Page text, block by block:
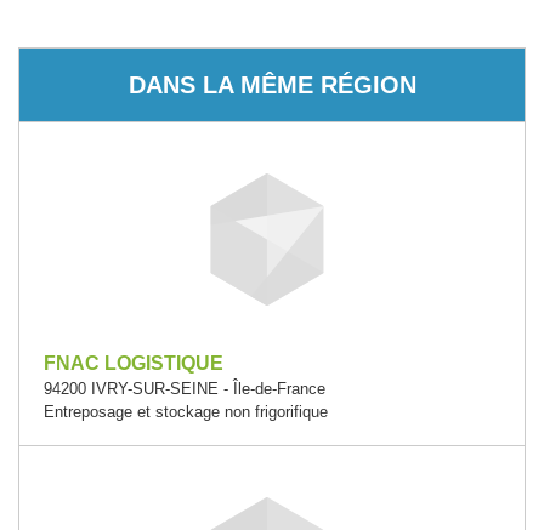
DANS LA MÊME RÉGION
FNAC LOGISTIQUE
94200 IVRY-SUR-SEINE - Île-de-France
Entreposage et stockage non frigorifique